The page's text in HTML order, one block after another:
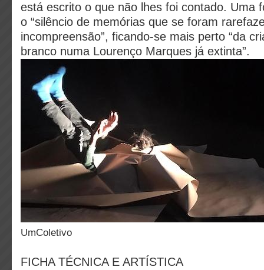
está escrito o que não lhes foi contado. Uma
o “silêncio de memórias que se foram
incompreensão”, ficando-se mais perto “da
branco numa Lourenço Marques já extinta”.
UmColetivo
FICHA TÉCNICA E ARTÍSTICA